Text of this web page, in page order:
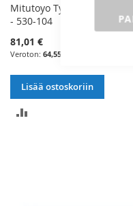
Mitutoyo Työntömitta
- 530-104
81,01 €
64,55 €
Lisää ostoskoriin